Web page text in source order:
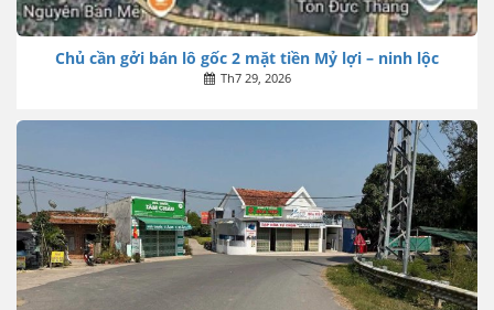
Chủ cần gởi bán lô gốc 2 mặt tiền Mỷ lợi – ninh lộc
Th7 29, 2026